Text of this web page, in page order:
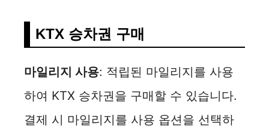
KTX 승차권 구매
마일리지 사용: 적립된 마일리지를 사용
하여 KTX 승차권을 구매할 수 있습니다.
결제 시 마일리지를 사용 옵션을 선택하